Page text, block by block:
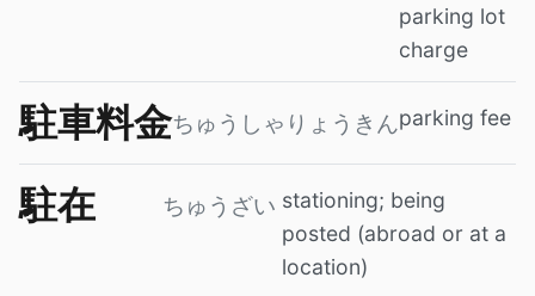
parking lot
charge
駐車料金ちゅうしゃりょうきんparking fee
駐在 ちゅうざい stationing; being
posted (abroad or at a
location)